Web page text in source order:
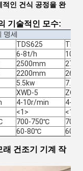
적인 건식 공정을 완
기술적인 모수:
명세
TDS625
6-8t/h
10-
2500mm
2200mm
5.5kw
XWD-5
4-10r/min
4-
<1>
<1>
700-750℃
700-
60-80℃ 60-
래 건조기 기계 작